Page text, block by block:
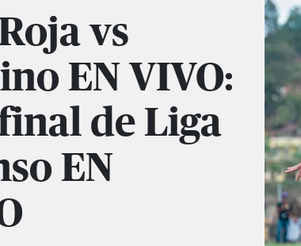
vs
EN VIVO:
de Liga
EN